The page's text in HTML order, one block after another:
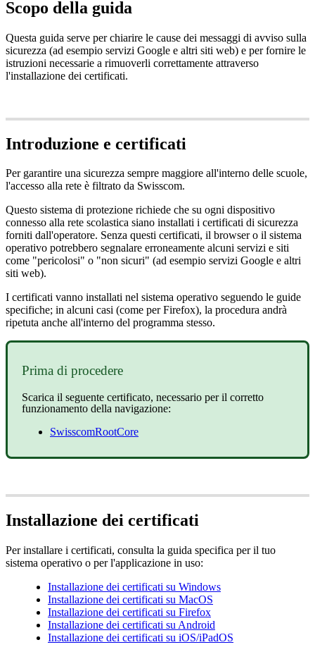
Scopo della guida
Questa guida serve per chiarire le cause dei messaggi di avviso sulla
sicurezza (ad esempio servizi Google e altri siti web) e per fornire le
istruzioni necessarie a rimuoverli correttamente attraverso
l'installazione dei certificati.
Introduzione e certificati
Per garantire una sicurezza sempre maggiore all'interno delle scuole,
l'accesso alla rete è filtrato da Swisscom.
Questo sistema di protezione richiede che su ogni dispositivo
connesso alla rete scolastica siano installati i certificati di sicurezza
forniti dall'operatore. Senza questi certificati, il browser o il sistema
operativo potrebbero segnalare erroneamente alcuni servizi e siti
come "pericolosi" o "non sicuri" (ad esempio servizi Google e altri
siti web).
I certificati vanno installati nel sistema operativo seguendo le guide
specifiche; in alcuni casi (come per Firefox), la procedura andrà
ripetuta anche all'interno del programma stesso.
Prima di procedere
Scarica il seguente certificato, necessario per il corretto
funzionamento della navigazione:
SwisscomRootCore
Installazione dei certificati
Per installare i certificati, consulta la guida specifica per il tuo
sistema operativo o per l'applicazione in uso:
Installazione dei certificati su Windows
Installazione dei certificati su MacOS
Installazione dei certificati su Firefox
Installazione dei certificati su Android
Installazione dei certificati su iOS/iPadOS